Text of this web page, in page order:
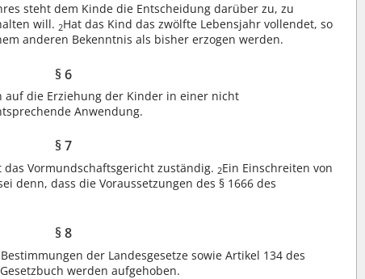
steht dem Kinde die Entscheidung darüber zu, zu
will. 2Hat das Kind das zwölfte Lebensjahr vollendet, so
anderen Bekenntnis als bisher erzogen werden.
§ 6
die Erziehung der Kinder in einer nicht
Anwendung.
§ 7
Vormundschaftsgericht zuständig. 2Ein Einschreiten von
denn, dass die Voraussetzungen des § 1666 des
§ 8
der Landesgesetze sowie Artikel 134 des
werden aufgehoben.